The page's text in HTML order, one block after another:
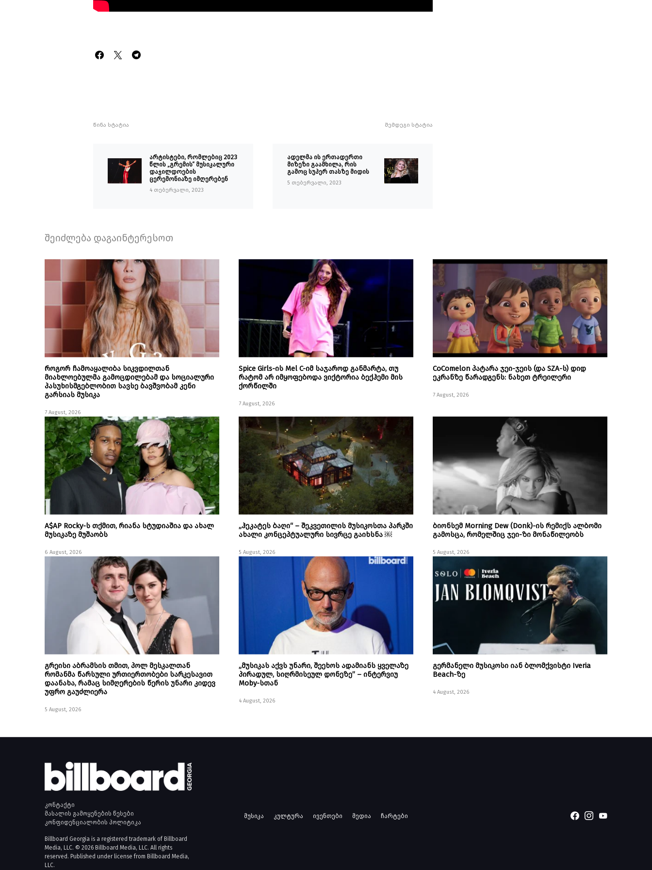
წინა სტატია
არტისტები, რომლებიც 2023
წლის „გრემის“ მუსიკალური
დაჯილდოების
ცერემონიაზე იმღერებენ
4 თებერვალი, 2023
შემდეგი სტატია
ადელმა ის ერთადერთი
მიზეზი გაამხილა, რის
გამოც სუპერ თასზე მიდის
5 თებერვალი, 2023
შეიძლება დაგაინტერესოთ
როგორ ჩამოაყალიბა სიკვდილთან
მიახლოებულმა გამოცდილებამ და სოციალური
პასუხისმგებლობით სავსე ბავშვობამ კენი
გარსიას მუსიკა
7 August, 2026
Spice Girls-ის Mel C-იმ საჯაროდ განმარტა, თუ
რატომ არ იმყოფებოდა ვიქტორია ბექჰემი მის
ქორწილში
7 August, 2026
CoComelon პატარა ჯეი-ჯეის (და SZA-ს) დიდ
ეკრანზე წარადგენს: ნახეთ ტრეილერი
7 August, 2026
A$AP Rocky-ს თქმით, რიანა სტუდიაშია და ახალ
მუსიკაზე მუშაობს
6 August, 2026
„ჰეკატეს ბაღი“ – შეკვეთილის მუსიკოსთა პარკში
ახალი კონცეპტუალური სივრცე გაიხსნა ￼
5 August, 2026
ბიონსემ Morning Dew (Donk)-ის რემიქს ალბომი
გამოსცა, რომელშიც ჯეი-ზი მონაწილეობს
5 August, 2026
გრეისი აბრამსის თმით, პოლ მესკალთან
რომანმა წარსული ურთიერთობები სარკესავით
დაანახა, რამაც სიმღერების წერის უნარი კიდევ
უფრო გაუძლიერა
5 August, 2026
„მუსიკას აქვს უნარი, შეეხოს ადამიანს ყველაზე
პირადულ, სიღრმისეულ დონეზე” – ინტერვიუ
Moby-სთან
4 August, 2026
გერმანელი მუსიკოსი იან ბლომქვისტი Iveria
Beach-ზე
4 August, 2026
კონტაქტი
მასალის გამოყენების წესები
კონფიდენციალობის პოლიტიკა
Billboard Georgia is a registered trademark of Billboard
Media, LLC. © 2026 Billboard Media, LLC. All rights
reserved. Published under license from Billboard Media,
LLC.
მუსიკა კულტურა ივენთები მედია ჩარტები